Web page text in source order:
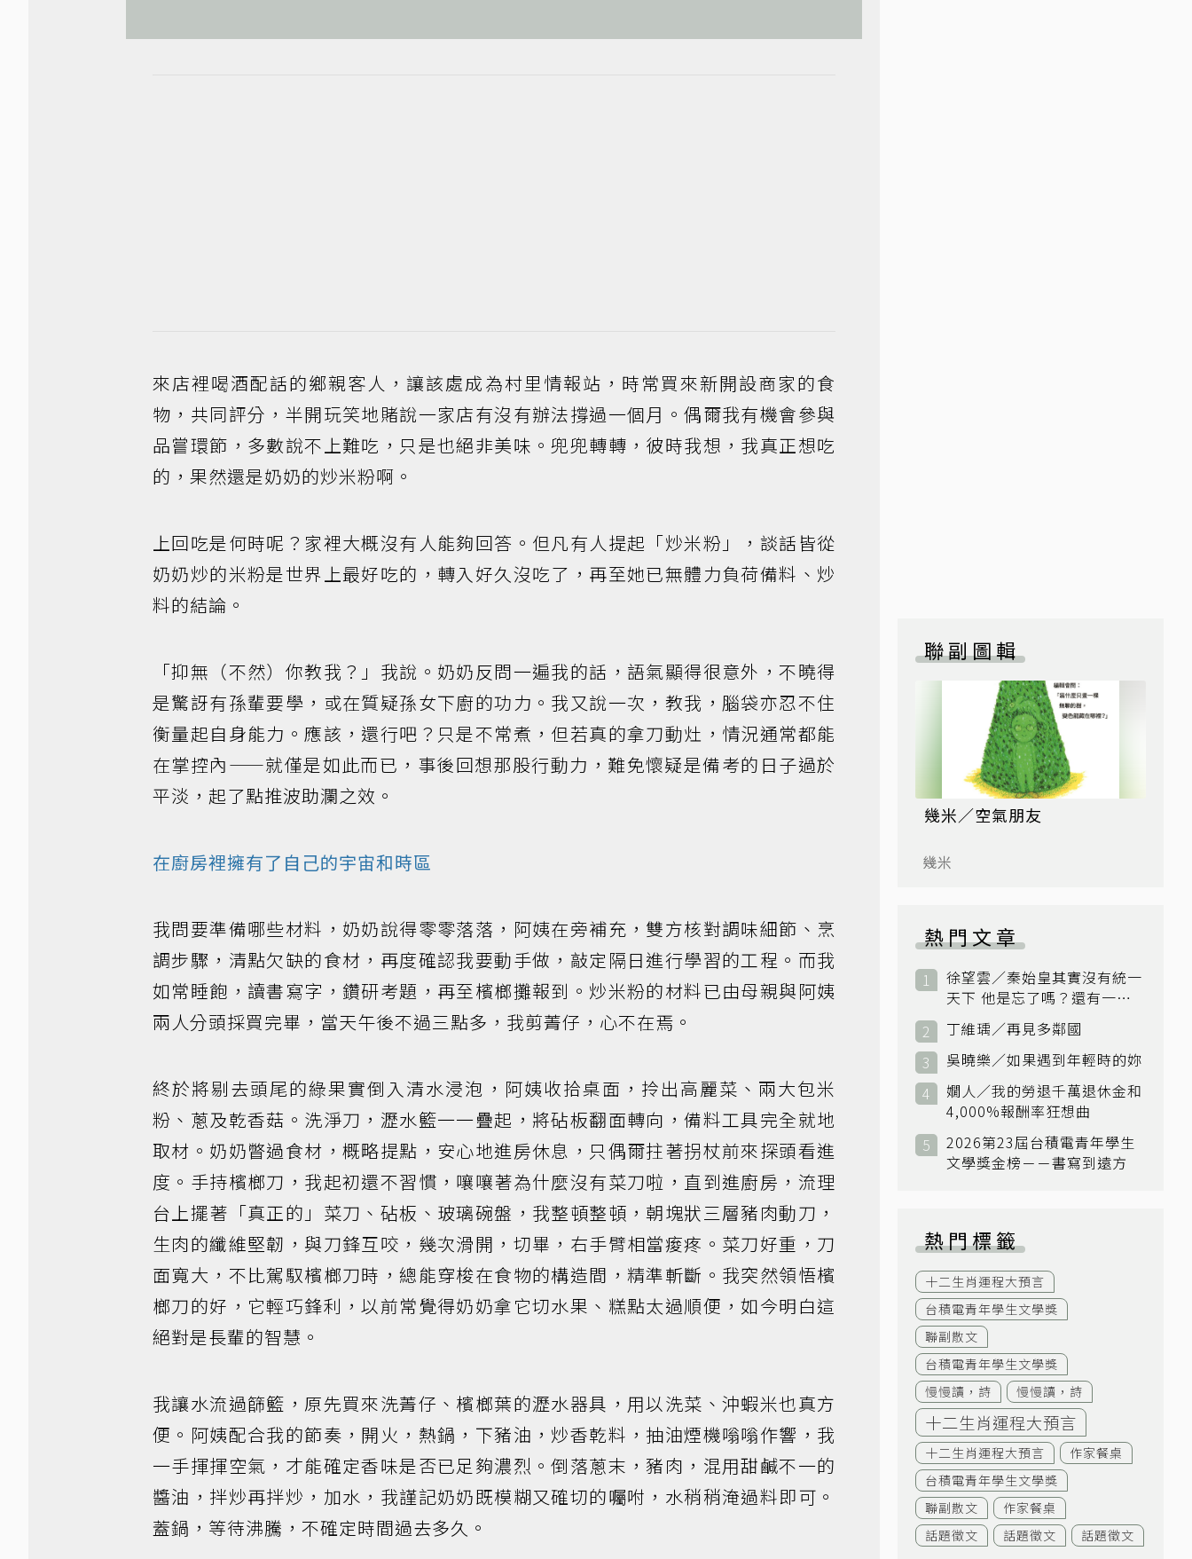
來店裡喝酒配話的鄉親客人，讓該處成為村里情報站，時常買來新開設商家的食
物，共同評分，半開玩笑地賭說一家店有沒有辦法撐過一個月。偶爾我有機會參與
品嘗環節，多數說不上難吃，只是也絕非美味。兜兜轉轉，彼時我想，我真正想吃
的，果然還是奶奶的炒米粉啊。
上回吃是何時呢？家裡大概沒有人能夠回答。但凡有人提起「炒米粉」，談話皆從
奶奶炒的米粉是世界上最好吃的，轉入好久沒吃了，再至她已無體力負荷備料、炒
料的結論。
「抑無（不然）你教我？」我說。奶奶反問一遍我的話，語氣顯得很意外，不曉得
是驚訝有孫輩要學，或在質疑孫女下廚的功力。我又說一次，教我，腦袋亦忍不住
衡量起自身能力。應該，還行吧？只是不常煮，但若真的拿刀動灶，情況通常都能
在掌控內——就僅是如此而已，事後回想那股行動力，難免懷疑是備考的日子過於
平淡，起了點推波助瀾之效。
在廚房裡擁有了自己的宇宙和時區
我問要準備哪些材料，奶奶說得零零落落，阿姨在旁補充，雙方核對調味細節、烹
調步驟，清點欠缺的食材，再度確認我要動手做，敲定隔日進行學習的工程。而我
如常睡飽，讀書寫字，鑽研考題，再至檳榔攤報到。炒米粉的材料已由母親與阿姨
兩人分頭採買完畢，當天午後不過三點多，我剪菁仔，心不在焉。
終於將剔去頭尾的綠果實倒入清水浸泡，阿姨收拾桌面，拎出高麗菜、兩大包米
粉、蔥及乾香菇。洗淨刀，瀝水籃一一疊起，將砧板翻面轉向，備料工具完全就地
取材。奶奶瞥過食材，概略提點，安心地進房休息，只偶爾拄著拐杖前來探頭看進
度。手持檳榔刀，我起初還不習慣，嚷嚷著為什麼沒有菜刀啦，直到進廚房，流理
台上擺著「真正的」菜刀、砧板、玻璃碗盤，我整頓整頓，朝塊狀三層豬肉動刀，
生肉的纖維堅韌，與刀鋒互咬，幾次滑開，切畢，右手臂相當痠疼。菜刀好重，刀
面寬大，不比駕馭檳榔刀時，總能穿梭在食物的構造間，精準斬斷。我突然領悟檳
榔刀的好，它輕巧鋒利，以前常覺得奶奶拿它切水果、糕點太過順便，如今明白這
絕對是長輩的智慧。
我讓水流過篩籃，原先買來洗菁仔、檳榔葉的瀝水器具，用以洗菜、沖蝦米也真方
便。阿姨配合我的節奏，開火，熱鍋，下豬油，炒香乾料，抽油煙機嗡嗡作響，我
一手揮揮空氣，才能確定香味是否已足夠濃烈。倒落蔥末，豬肉，混用甜鹹不一的
醬油，拌炒再拌炒，加水，我謹記奶奶既模糊又確切的囑咐，水稍稍淹過料即可。
蓋鍋，等待沸騰，不確定時間過去多久。
聯副圖輯
幾米／空氣朋友
幾米
熱門文章
徐望雲／秦始皇其實沒有統一
天下 他是忘了嗎？還有一個
小國：衛國
丁維瑀／再見多鄰國
吳曉樂／如果遇到年輕時的妳
嫺人／我的勞退千萬退休金和
4,000%報酬率狂想曲
2026第23屆台積電青年學生
文學獎金榜－－書寫到遠方
熱門標籤
十二生肖運程大預言
台積電青年學生文學獎
聯副散文
台積電青年學生文學獎
慢慢讀，詩
慢慢讀，詩
十二生肖運程大預言
十二生肖運程大預言
作家餐桌
台積電青年學生文學獎
聯副散文
作家餐桌
話題徵文
話題徵文 話題徵文